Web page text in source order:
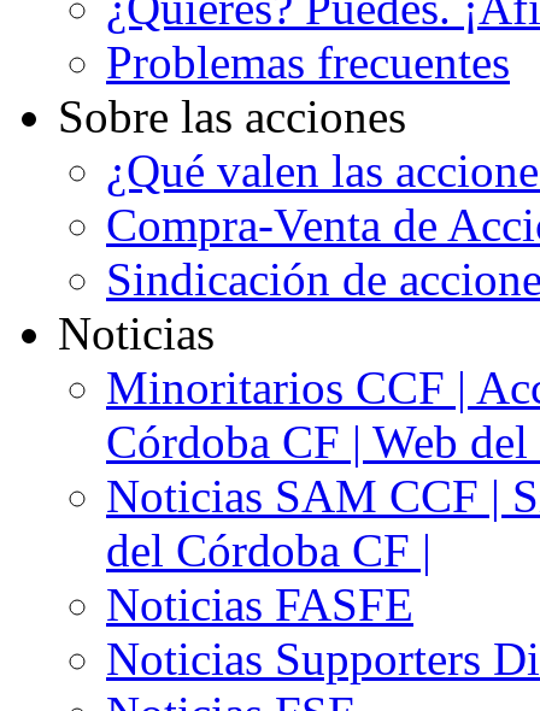
Problemas frecuentes
Sobre las acciones
¿Qué valen las
Compra-Venta de
Sindicación de
Noticias
Minoritarios CCF |
Córdoba CF | Web
Noticias SAM CCF |
del Córdoba CF |
Noticias FASFE
Noticias Supporters